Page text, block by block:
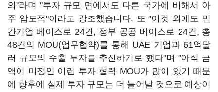
의"라며 "투자 규모 면에서도 다른 국가에 비해서 아
주 압도적"이라고 강조했습니다. 또 "이것 외에도 민
간기업 베이스로 24건, 정부 공공 베이스로 24건, 총
48건의 MOU(업무협약)를 통해 UAE 기업과 61억달
러 규모의 수출 투자를 추진하기로 했다"며 "아직 금
액이 미정인 이런 투자 협력 MOU가 많이 있기 때문
에 향후에 실제 투자 규모는 더 늘어날 것으로 예상이